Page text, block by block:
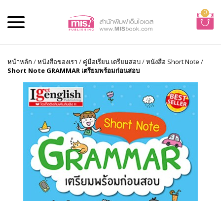
0
หน้าหลัก /หนังสือของเรา / คู่มือเรียน เตรียมสอบ/หนังสือ Short Note /
Short Note GRAMMAR เตรียมพร้อมก่อนสอบ